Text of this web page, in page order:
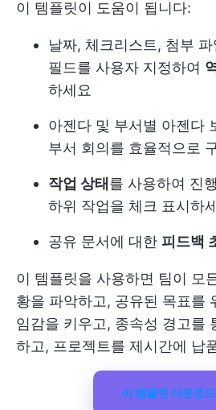
이 템플릿이 도움이 됩니다:
날짜, 체크리스트, 첨부
필드를 사용자 지정하여
하세요
아젠다 및 부서별 아젠다
부서 회의를 효율적으로
작업 상태를 사용하여 진
하위 작업을 체크 표시하
공유 문서에 대한 피드백
이 템플릿을 사용하면 팀이 모
황을 파악하고, 공유된 목표를
임감을 키우고, 종속성 경고를
하고, 프로젝트를 제시간에 납
이 템플릿 다운로